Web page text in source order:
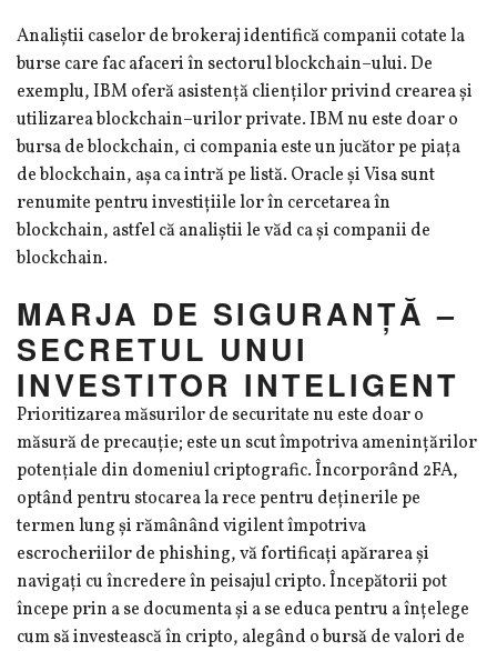
Analiștii caselor de brokeraj identifică companii cotate la
burse care fac afaceri în sectorul blockchain–ului. De
exemplu, IBM oferă asistență clienților privind crearea și
utilizarea blockchain–urilor private. IBM nu este doar o
bursa de blockchain, ci compania este un jucător pe piața
de blockchain, așa ca intră pe listă. Oracle și Visa sunt
renumite pentru investițiile lor în cercetarea în
blockchain, astfel că analiștii le văd ca și companii de
blockchain.
MARJA DE SIGURANȚĂ –
SECRETUL UNUI
INVESTITOR INTELIGENT
Prioritizarea măsurilor de securitate nu este doar o
măsură de precauție; este un scut împotriva amenințărilor
potențiale din domeniul criptografic. Încorporând 2FA,
optând pentru stocarea la rece pentru deținerile pe
termen lung și rămânând vigilent împotriva
escrocheriilor de phishing, vă fortificați apărarea și
navigați cu încredere în peisajul cripto. Începătorii pot
începe prin a se documenta și a se educa pentru a înțelege
cum să investească în cripto, alegând o bursă de valori de